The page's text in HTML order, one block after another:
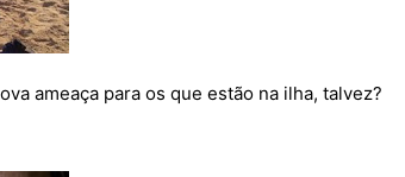
ameaça para os que estão na ilha, talvez?